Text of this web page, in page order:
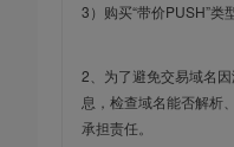
3）购买“带价PUSH”类
2、为了避免交易域名
息，检查域名能否解析
承担责任。